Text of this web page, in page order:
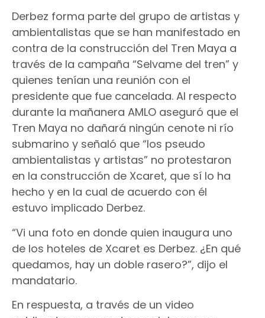
Derbez forma parte del grupo de artistas y
ambientalistas que se han manifestado en
contra de la construcción del Tren Maya a
través de la campaña “Selvame del tren” y
quienes tenían una reunión con el
presidente que fue cancelada. Al respecto
durante la mañanera AMLO aseguró que el
Tren Maya no dañará ningún cenote ni río
submarino y señaló que “los pseudo
ambientalistas y artistas” no protestaron
en la construcción de Xcaret, que sí lo ha
hecho y en la cual de acuerdo con él
estuvo implicado Derbez.
“Vi una foto en donde quien inaugura uno
de los hoteles de Xcaret es Derbez. ¿En qué
quedamos, hay un doble rasero?”, dijo el
mandatario.
En respuesta, a través de un video